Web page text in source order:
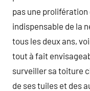
pas une prolifération
indispensable de la
tous les deux ans,
tout à fait
surveiller sa toiture
de ses tuiles et des